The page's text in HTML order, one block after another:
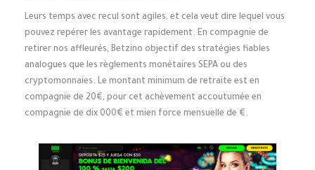
Leurs temps avec recul sont agiles, et cela veut dire lequel vous
pouvez repérer les avantage rapidement. En compagnie de
retirer nos affleurés, Betzino objectif des stratégies fiables
analogues que les règlements monétaires SEPA ou des
cryptomonnaies. Le montant minimum de retraite est en
compagnie de 20€, pour cet achèvement accoutumée en
compagnie de dix 000€ et mien force mensuelle de €.